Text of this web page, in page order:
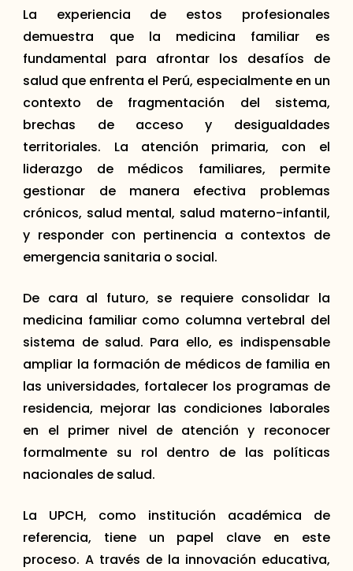
La experiencia de estos profesionales
demuestra que la medicina familiar es
fundamental para afrontar los desafíos de
salud que enfrenta el Perú, especialmente en un
contexto de fragmentación del sistema,
brechas de acceso y desigualdades
territoriales. La atención primaria, con el
liderazgo de médicos familiares, permite
gestionar de manera efectiva problemas
crónicos, salud mental, salud materno-infantil,
y responder con pertinencia a contextos de
emergencia sanitaria o social.
De cara al futuro, se requiere consolidar la
medicina familiar como columna vertebral del
sistema de salud. Para ello, es indispensable
ampliar la formación de médicos de familia en
las universidades, fortalecer los programas de
residencia, mejorar las condiciones laborales
en el primer nivel de atención y reconocer
formalmente su rol dentro de las políticas
nacionales de salud.
La UPCH, como institución académica de
referencia, tiene un papel clave en este
proceso. A través de la innovación educativa,